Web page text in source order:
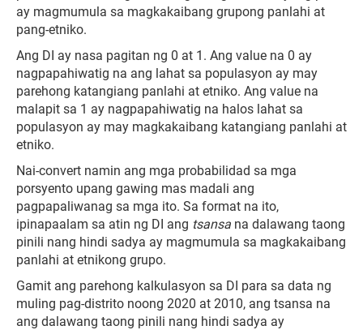
ay magmumula sa magkakaibang grupong panlahi at
pang-etniko.
Ang DI ay nasa pagitan ng 0 at 1. Ang value na 0 ay
nagpapahiwatig na ang lahat sa populasyon ay may
parehong katangiang panlahi at etniko. Ang value na
malapit sa 1 ay nagpapahiwatig na halos lahat sa
populasyon ay may magkakaibang katangiang panlahi at
etniko.
Nai-convert namin ang mga probabilidad sa mga
porsyento upang gawing mas madali ang
pagpapaliwanag sa mga ito. Sa format na ito,
ipinapaalam sa atin ng DI ang tsansa na dalawang taong
pinili nang hindi sadya ay magmumula sa magkakaibang
panlahi at etnikong grupo.
Gamit ang parehong kalkulasyon sa DI para sa data ng
muling pag-distrito noong 2020 at 2010, ang tsansa na
ang dalawang taong pinili nang hindi sadya ay